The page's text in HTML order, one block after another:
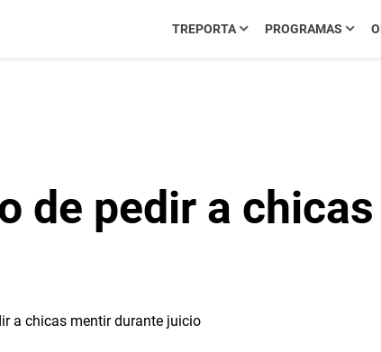
TREPORTA PROGRAMAS
de pedir a